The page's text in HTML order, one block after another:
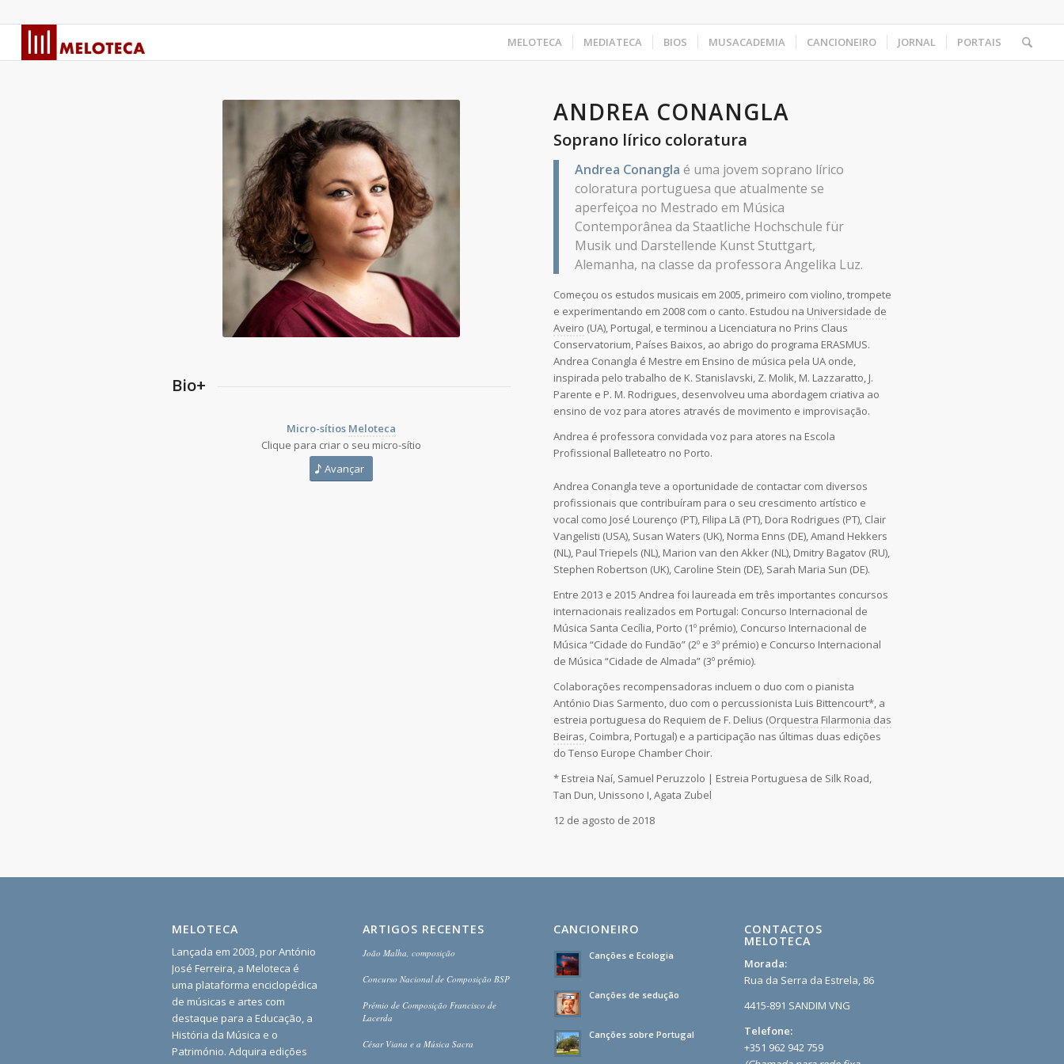
MELOTECA MEDIATECA BIOS MUSACADEMIA CANCIONEIRO JORNAL PORTAIS
Bio+
Micro-sítios Meloteca
Clique para criar o seu micro-sítio
Avançar
ANDREA CONANGLA
Soprano lírico coloratura
Andrea Conangla é uma jovem soprano lírico
coloratura portuguesa que atualmente se
aperfeiçoa no Mestrado em Música
Contemporânea da Staatliche Hochschule für
Musik und Darstellende Kunst Stuttgart,
Alemanha, na classe da professora Angelika Luz.
​Começou os estudos musicais em 2005, primeiro com violino, trompete
e experimentando em 2008 com o canto. Estudou na Universidade de
Aveiro (UA), Portugal, e terminou a Licenciatura no Prins Claus
Conservatorium, Países Baixos, ao abrigo do programa ERASMUS.
Andrea Conangla é Mestre em Ensino de música pela UA onde,
inspirada pelo trabalho de K. Stanislavski, Z. Molik, M. Lazzaratto, J.
Parente e P. M. Rodrigues, desenvolveu uma abordagem criativa ao
ensino de voz para atores através de movimento e improvisação.
Andrea é professora convidada voz para atores na Escola
Profissional Balleteatro no Porto.
Andrea Conangla teve a oportunidade de contactar com diversos
profissionais que contribuíram para o seu crescimento artístico e
vocal como José Lourenço (PT), Filipa Lã (PT), Dora Rodrigues (PT), Clair
Vangelisti (USA), Susan Waters (UK), Norma Enns (DE), Amand Hekkers
(NL), Paul Triepels (NL), Marion van den Akker (NL), Dmitry Bagatov (RU),
Stephen Robertson (UK), Caroline Stein (DE), Sarah Maria Sun (DE).
Entre 2013 e 2015 Andrea foi laureada em três importantes concursos
internacionais realizados em Portugal: Concurso Internacional de
Música Santa Cecília, Porto (1º prémio), Concurso Internacional de
Música “Cidade do Fundão” (2º e 3º prémio) e Concurso Internacional
de Música “Cidade de Almada” (3º prémio).
​Colaborações recompensadoras incluem o duo com o pianista
António Dias Sarmento, duo com o percussionista Luis Bittencourt*, a
estreia portuguesa do Requiem de F. Delius (Orquestra Filarmonia das
Beiras, Coimbra, Portugal) e a participação nas últimas duas edições
do Tenso Europe Chamber Choir.
* Estreia Naí, Samuel Peruzzolo | Estreia Portuguesa de Silk Road,
Tan Dun, Unissono I, Agata Zubel
12 de agosto de 2018
MELOTECA
Lançada em 2003, por António
José Ferreira, a Meloteca é
uma plataforma enciclopédica
de músicas e artes com
destaque para a Educação, a
História da Música e o
Património. Adquira edições
ARTIGOS RECENTES
João Malha, composição
Concurso Nacional de Composição BSP
Prémio de Composição Francisco de
Lacerda
César Viana e a Música Sacra
CANCIONEIRO
Canções e Ecologia
Canções de sedução
Canções sobre Portugal
CONTACTOS
MELOTECA
Morada:
Rua da Serra da Estrela, 86
4415-891 SANDIM VNG
Telefone:
+351 962 942 759